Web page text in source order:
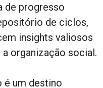
de progresso
de ciclos,
insights valiosos
a organização social.
é um destino